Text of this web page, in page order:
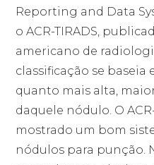
Reporting and Data
o ACR-TIRADS,
americano de
classificação se
quanto mais alta,
daquele nódulo. O
mostrado um bom
nódulos para punção.